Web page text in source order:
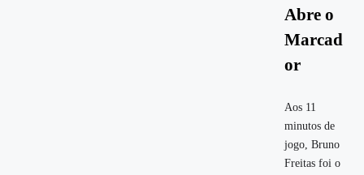
Abre o
Marcad
or
Aos 11
minutos de
jogo, Bruno
Freitas foi o